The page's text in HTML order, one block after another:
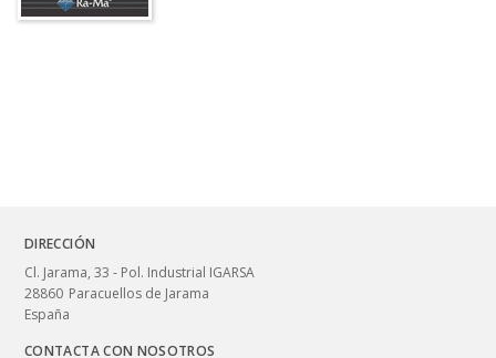
DIRECCIÓN
Cl. Jarama, 33 - Pol. Industrial IGARSA
28860 Paracuellos de Jarama
España
CONTACTA CON NOSOTROS